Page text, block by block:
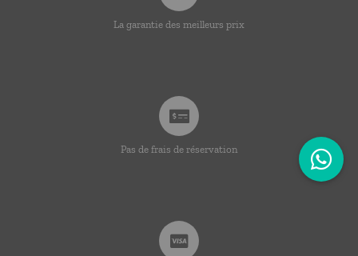
La garantie des meilleurs prix
Pas de frais de réservation